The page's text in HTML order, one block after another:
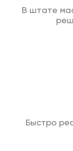
В штате
Быстро